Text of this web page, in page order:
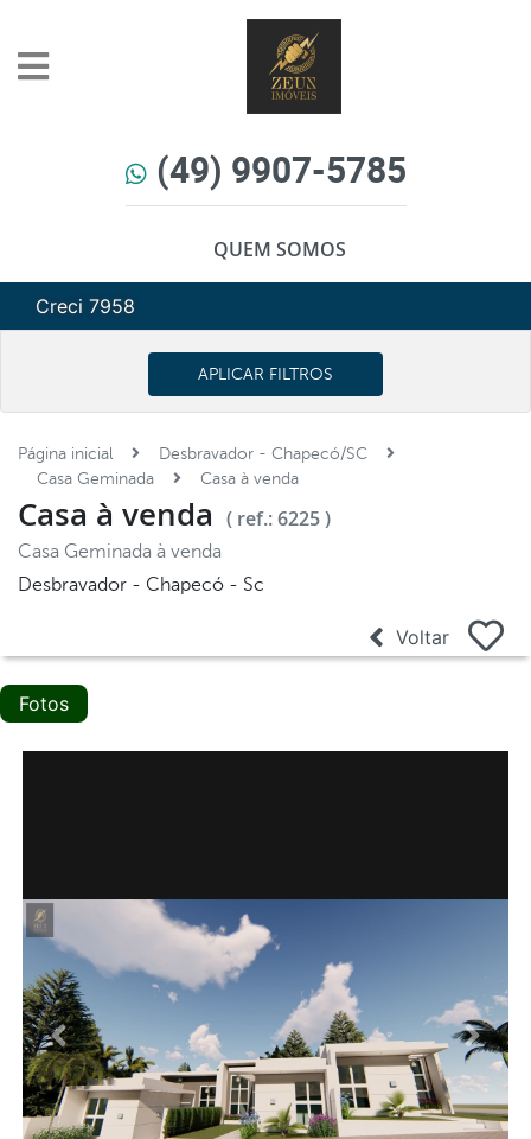
(49) 9907-5785
QUEM SOMOS
Creci 7958
APLICAR FILTROS
Página inicial
Desbravador - Chapecó/SC
Casa Geminada
Casa à venda
Casa à venda ( ref.: 6225 )
Casa Geminada à venda
Desbravador - Chapecó - Sc
Voltar
Fotos
Anterior